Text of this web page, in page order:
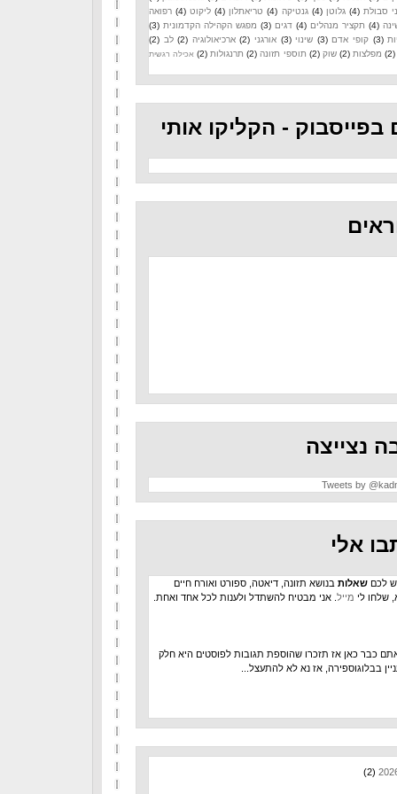
סבולת (4) גלוטן (4) גנטיקה (4) טריאתלון (4) ליקוט (4) רפואה
(4) תקציר מנהלים (4) דגים (3) מפגש הקהילה הקדמונית (3)
(3) קופי אדם (3) שינוי (3) אורגני (2) ארכיאולוגיה (2) לב (2)
(2) מפלצות (2) שוק (2) תוספי תזונה (2) תרנגולות (2) אכילה רגשית
בפייסבוק - הקליקו אותי
נצייצה
Tweets by
אלי
לכם שאלות בנושא תזונה, דיאטה, ספורט ואורח חיים
שלחו לי מייל . אני מבטיח להשתדל ולענות לכל אחד ואחת.
כבר כאן אז תזכרו שהוספת תגובות לפוסטים היא חלק
בבלוגוספירה, אז נא לא להתעצל...
(2)